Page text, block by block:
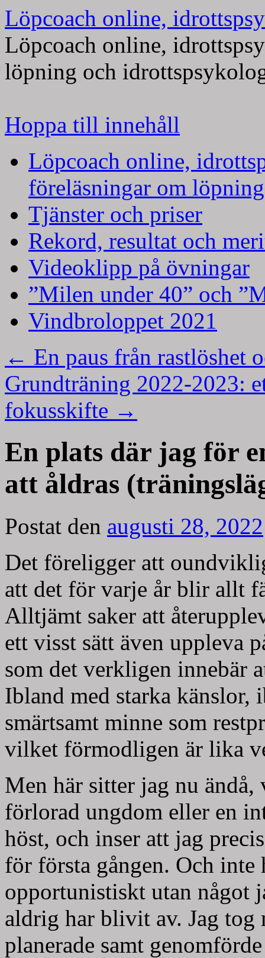
Löpcoach online,
Löpcoach online,
löpning och
Hoppa till innehåll
Löpcoach online,
föreläsningar om
Tjänster och priser
Rekord, resultat och
Videoklipp på övningar
”Milen under 40” och
Vindbroloppet 2021
← En paus från rastlöshet
Grundträning 2022-2023:
fokusskifte →
En plats där jag för
att åldras
Postat den augusti 28, 2022
Det föreligger att
att det för varje år blir allt
Alltjämt saker att
ett visst sätt även uppleva
som det verkligen innebär
Ibland med starka känslor,
smärtsamt minne som
vilket förmodligen är lika
Men här sitter jag nu ändå,
förlorad ungdom eller en
höst, och inser att jag
för första gången. Och
opportunistiskt utan något
aldrig har blivit av. Jag
planerade samt